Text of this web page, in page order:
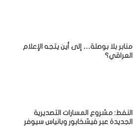
منابر بلا بوصلة… إلى أين يتجه الإعلام
العراقي؟
النفط: مشروع المسارات التصديرية
الجديدة عبر فيشخابور وبانياس سيوفر